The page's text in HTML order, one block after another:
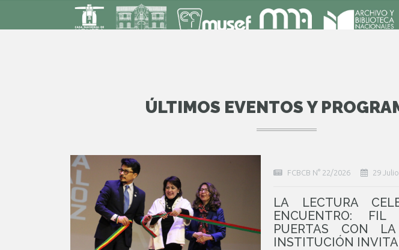
ÚLTIMOS EVENTOS Y
FCBCB N° 22/2026 29
LA LECTURA
ENCUENTRO:
PUERTAS CON
INSTITUCIÓN